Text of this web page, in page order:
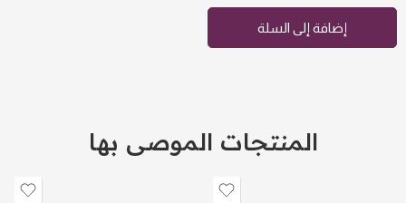
إضافة إلى السلة
المنتجات الموصى بها